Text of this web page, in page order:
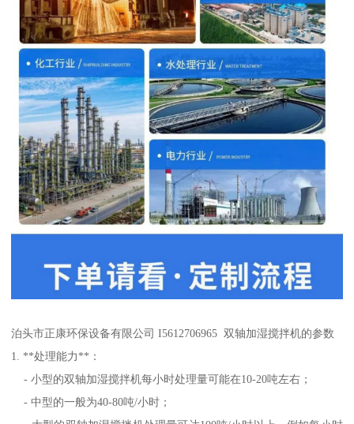
泊头市正康环保设备有限公司 I5612706965 双轴加湿搅拌机的参数
1. **处理能力**：
- 小型的双轴加湿搅拌机每小时处理量可能在10-20吨左右；
- 中型的一般为40-80吨/小时；